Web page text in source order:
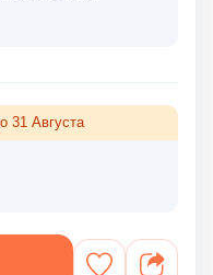
31 Августа